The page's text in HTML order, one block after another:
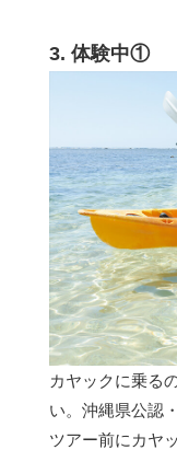
3. 体験中①
カヤックに乗る
い。沖縄県公認
ツアー前にカヤ